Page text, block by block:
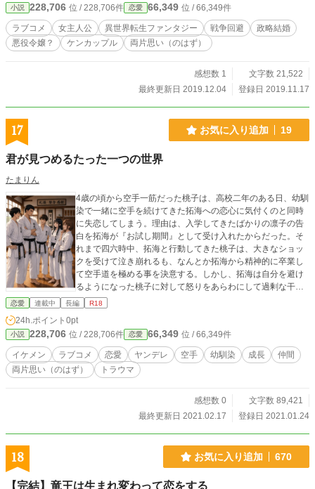
小説 228,706 位 / 228,706件 恋愛 66,349 位 / 66,349件
ラブコメ 女主人公 異世界転生ファンタジー 戦争回避
政略結婚
悪役令嬢？
ケンカップル 両片思い（のはず）
感想数 1
文字数 21,522
最終更新日 2019.12.04
登録日 2019.11.17
17 お気に入り追加 19
君が見つめるたった一つの世界
たまりん
4歳の頃から空手一筋だった桃子は、高校二年のある日、幼馴
染で一緒に空手を続けてきた拓海への恋心に気付くのと同時
に失恋してしまう。理由は、入学してきたばかりの凛子の告
白を拓海が『お試し期間』として受け入れたからだった。そ
れまで四六時中、拓海と行動してきた桃子は、大きなショッ
クを受けて泣き崩れるも、なんとか拓海から精神的に卒業し
て空手道を極める事を決意する。しかし、拓海は自分を避け
るようになった桃子に対して怒りをあらわにして過剰な干渉
をするようになる。桃子はそんな拓海の身勝手な過干渉に辛
女子中高生を狙う痴漢騒ぎに巻き込まれるという事件が起こ
る。その時、学年の王子と呼ばれ、有名画家を父にもつ梶原
颯太と出会い、彼の助けを受けた桃子は、その後も、自分に
好意を寄せる颯太の押しに負けて少しずつ彼を受け入れて、
颯太が示す新しい世界を垣間見る……徐々に明らかになる、
込んで、それぞれの人生と格闘技界に新しい風を吹かせる。
◇以前ムーンライトノベルさまに投稿していた小説の改訂版
恋愛 連載中 長編 R18
24h.ポイント 0pt
小説 228,706 位 / 228,706件 恋愛 66,349 位 / 66,349件
イケメン ラブコメ 恋愛 ヤンデレ 空手 幼馴染 成長
仲間
両片思い（のはず）
トラウマ
感想数 0
文字数 89,421
最終更新日 2021.02.17
登録日 2021.01.24
18 お気に入り追加 670
【完結】竜王は生まれ変わって恋をする